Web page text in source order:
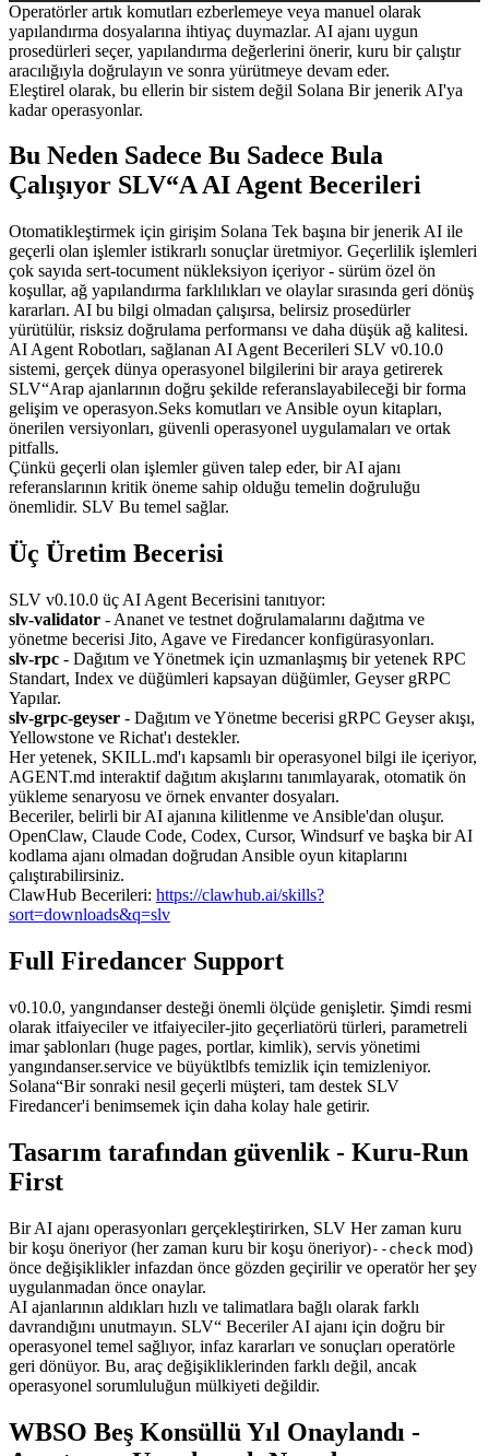
Operatörler artık komutları ezberlemeye veya manuel olarak
yapılandırma dosyalarına ihtiyaç duymazlar. AI ajanı uygun
prosedürleri seçer, yapılandırma değerlerini önerir, kuru bir çalıştır
aracılığıyla doğrulayın ve sonra yürütmeye devam eder.
Eleştirel olarak, bu ellerin bir sistem değil Solana Bir jenerik AI'ya
kadar operasyonlar.
Bu Neden Sadece Bu Sadece Bula
Çalışıyor SLV“A AI Agent Becerileri
Otomatikleştirmek için girişim Solana Tek başına bir jenerik AI ile
geçerli olan işlemler istikrarlı sonuçlar üretmiyor. Geçerlilik işlemleri
çok sayıda sert-tocument nükleksiyon içeriyor - sürüm özel ön
koşullar, ağ yapılandırma farklılıkları ve olaylar sırasında geri dönüş
kararları. AI bu bilgi olmadan çalışırsa, belirsiz prosedürler
yürütülür, risksiz doğrulama performansı ve daha düşük ağ kalitesi.
AI Agent Robotları, sağlanan AI Agent Becerileri SLV v0.10.0
sistemi, gerçek dünya operasyonel bilgilerini bir araya getirerek
SLV“Arap ajanlarının doğru şekilde referanslayabileceği bir forma
gelişim ve operasyon.Seks komutları ve Ansible oyun kitapları,
önerilen versiyonları, güvenli operasyonel uygulamaları ve ortak
pitfalls.
Çünkü geçerli olan işlemler güven talep eder, bir AI ajanı
referanslarının kritik öneme sahip olduğu temelin doğruluğu
önemlidir. SLV Bu temel sağlar.
Üç Üretim Becerisi
SLV v0.10.0 üç AI Agent Becerisini tanıtıyor:
slv-validator - Ananet ve testnet doğrulamalarını dağıtma ve
yönetme becerisi Jito, Agave ve Firedancer konfigürasyonları.
slv-rpc - Dağıtım ve Yönetmek için uzmanlaşmış bir yetenek RPC
Standart, Index ve düğümleri kapsayan düğümler, Geyser gRPC
Yapılar.
slv-grpc-geyser - Dağıtım ve Yönetme becerisi gRPC Geyser akışı,
Yellowstone ve Richat'ı destekler.
Her yetenek, SKILL.md'ı kapsamlı bir operasyonel bilgi ile içeriyor,
AGENT.md interaktif dağıtım akışlarını tanımlayarak, otomatik ön
yükleme senaryosu ve örnek envanter dosyaları.
Beceriler, belirli bir AI ajanına kilitlenme ve Ansible'dan oluşur.
OpenClaw, Claude Code, Codex, Cursor, Windsurf ve başka bir AI
kodlama ajanı olmadan doğrudan Ansible oyun kitaplarını
çalıştırabilirsiniz.
ClawHub Becerileri: https://clawhub.ai/skills?
sort=downloads&q=slv
Full Firedancer Support
v0.10.0, yangındanser desteği önemli ölçüde genişletir. Şimdi resmi
olarak itfaiyeciler ve itfaiyeciler-jito geçerliatörü türleri, parametreli
imar şablonları (huge pages, portlar, kimlik), servis yönetimi
yangındanser.service ve büyüktlbfs temizlik için temizleniyor.
Solana“Bir sonraki nesil geçerli müşteri, tam destek SLV
Firedancer'i benimsemek için daha kolay hale getirir.
Tasarım tarafından güvenlik - Kuru-Run
First
Bir AI ajanı operasyonları gerçekleştirirken, SLV Her zaman kuru
bir koşu öneriyor (her zaman kuru bir koşu öneriyor)--check mod)
önce değişiklikler infazdan önce gözden geçirilir ve operatör her şey
uygulanmadan önce onaylar.
AI ajanlarının aldıkları hızlı ve talimatlara bağlı olarak farklı
davrandığını unutmayın. SLV“ Beceriler AI ajanı için doğru bir
operasyonel temel sağlıyor, infaz kararları ve sonuçları operatörle
geri dönüyor. Bu, araç değişikliklerinden farklı değil, ancak
operasyonel sorumluluğun mülkiyeti değildir.
WBSO Beş Konsüllü Yıl Onaylandı -